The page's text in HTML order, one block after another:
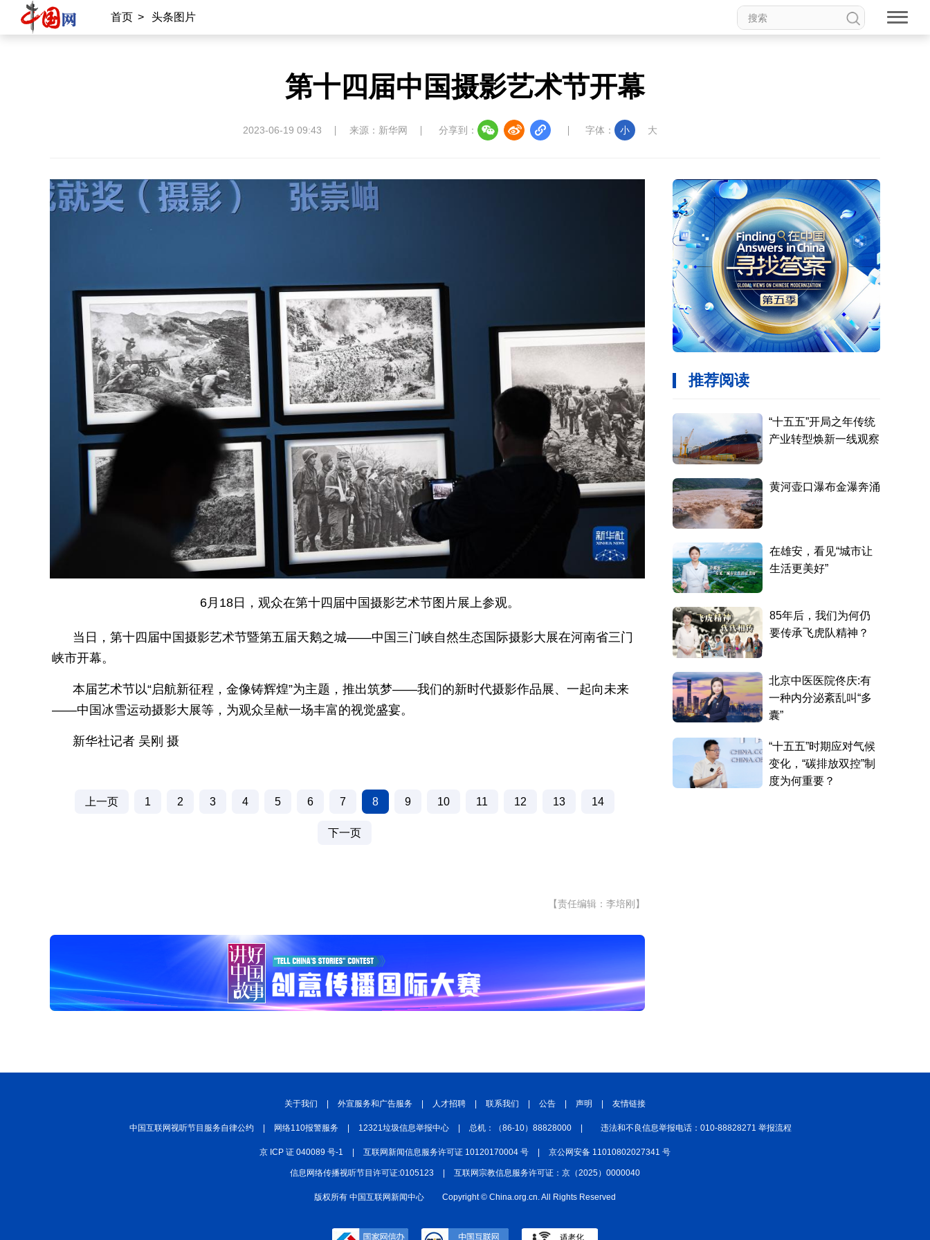
首页 > 头条图片
第十四届中国摄影艺术节开幕
2023-06-19 09:43 来源：新华网 分享到： 字体： 小 大
6月18日，观众在第十四届中国摄影艺术节图片展上参观。
当日，第十四届中国摄影艺术节暨第五届天鹅之城——中国三门峡自然生态国际摄影大展在河南省三门
峡市开幕。
本届艺术节以“启航新征程，金像铸辉煌”为主题，推出筑梦——我们的新时代摄影作品展、一起向未来
——中国冰雪运动摄影大展等，为观众呈献一场丰富的视觉盛宴。
新华社记者 吴刚 摄
上一页 1 2 3 4 5 6 7 8 9 10 11 12 13 14
下一页
【责任编辑：李培刚】
关于我们 外宣服务和广告服务 人才招聘 联系我们 公告 声明 友情链接
中国互联网视听节目服务自律公约 网络110报警服务 12321垃圾信息举报中心 总机：（86-10）88828000 违法和不良信息举报电话：010-88828271 举报流程
京 ICP 证 040089 号-1 互联网新闻信息服务许可证 10120170004 号 京公网安备 11010802027341 号
信息网络传播视听节目许可证:0105123 互联网宗教信息服务许可证：京（2025）0000040
版权所有 中国互联网新闻中心 Copyright © China.org.cn. All Rights Reserved